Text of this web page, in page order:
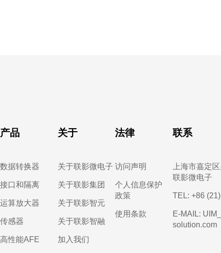
产品
数据转换器
接口和隔离
运算放大器
传感器
高性能AFE
关于
关于联影微电子
关于联影集团
关于联影智元
关于联影智融
加入我们
法律
访问声明
个人信息保护
政策
使用条款
联系
上海市嘉定
联影微电子
TEL: +86
E-MAIL:
solution.com